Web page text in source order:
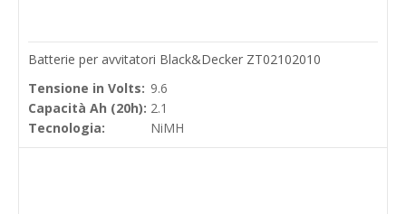
Batterie per avvitatori Black&Decker ZT02102010
Tensione in Volts: 9.6
Capacità Ah (20h): 2.1
Tecnologia:
NiMH